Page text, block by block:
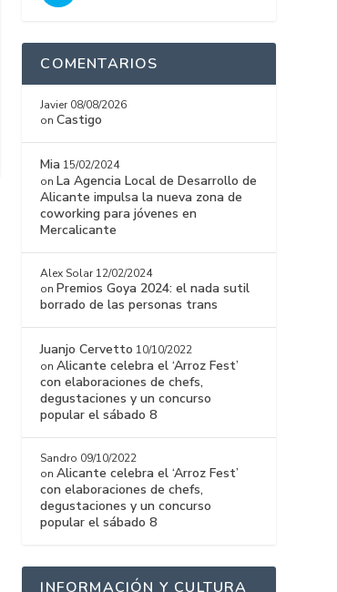
COMENTARIOS
Javier 08/08/2026
onCastigo
Mia 15/02/2024
on La Agencia Local de Desarrollo de
Alicante impulsa la nueva zona de
coworking para jóvenes en
Mercalicante
Alex Solar 12/02/2024
on Premios Goya 2024: el nada sutil
borrado de las personas trans
Juanjo Cervetto 10/10/2022
onAlicante celebra el ‘Arroz Fest’
con elaboraciones de chefs,
degustaciones y un concurso
popular el sábado 8
Sandro 09/10/2022
onAlicante celebra el ‘Arroz Fest’
con elaboraciones de chefs,
degustaciones y un concurso
popular el sábado 8
INFORMACIÓN Y CULTURA